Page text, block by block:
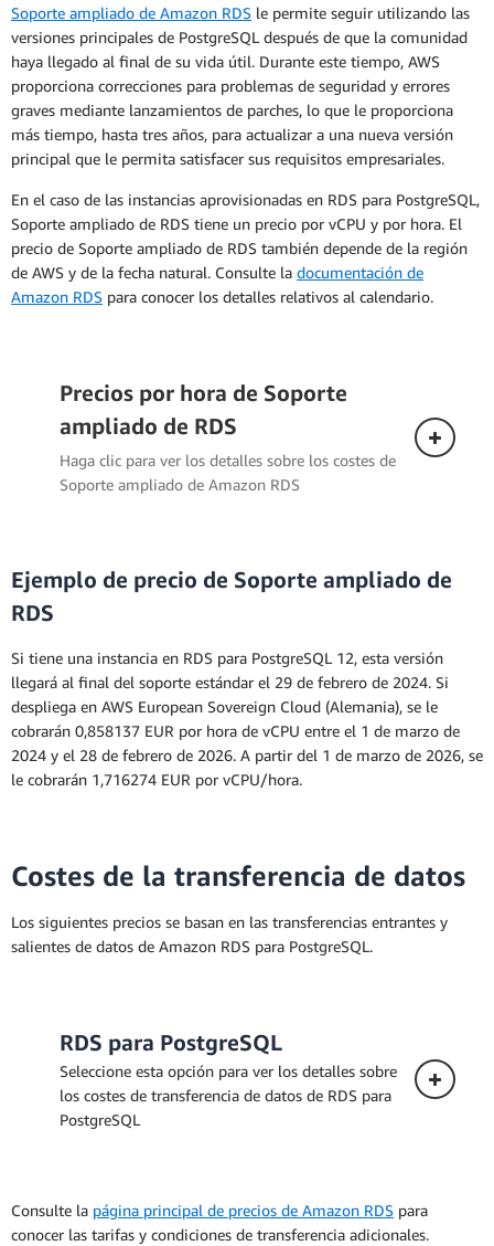
Soporte ampliado de Amazon RDS le permite seguir utilizando las
versiones principales de PostgreSQL después de que la comunidad
haya llegado al final de su vida útil. Durante este tiempo, AWS
proporciona correcciones para problemas de seguridad y errores
graves mediante lanzamientos de parches, lo que le proporciona
más tiempo, hasta tres años, para actualizar a una nueva versión
principal que le permita satisfacer sus requisitos empresariales.
En el caso de las instancias aprovisionadas en RDS para PostgreSQL,
Soporte ampliado de RDS tiene un precio por vCPU y por hora. El
precio de Soporte ampliado de RDS también depende de la región
de AWS y de la fecha natural. Consulte la documentación de
Amazon RDS para conocer los detalles relativos al calendario.
Precios por hora de Soporte
ampliado de RDS
Haga clic para ver los detalles sobre los costes de
Soporte ampliado de Amazon RDS
documentación de Amazon RDS para
PostgreSQL
Ejemplo de precio de Soporte ampliado de
RDS
Si tiene una instancia en RDS para PostgreSQL 12, esta versión
llegará al final del soporte estándar el 29 de febrero de 2024. Si
despliega en AWS European Sovereign Cloud (Alemania), se le
cobrarán 0,858137 EUR por hora de vCPU entre el 1 de marzo de
2024 y el 28 de febrero de 2026. A partir del 1 de marzo de 2026, se
le cobrarán 1,716274 EUR por vCPU/hora.
Costes de la transferencia de datos
Los siguientes precios se basan en las transferencias entrantes y
salientes de datos de Amazon RDS para PostgreSQL.
RDS para PostgreSQL
Seleccione esta opción para ver los detalles sobre
los costes de transferencia de datos de RDS para
PostgreSQL
Consulte la página principal de precios de Amazon RDS para
conocer las tarifas y condiciones de transferencia adicionales.